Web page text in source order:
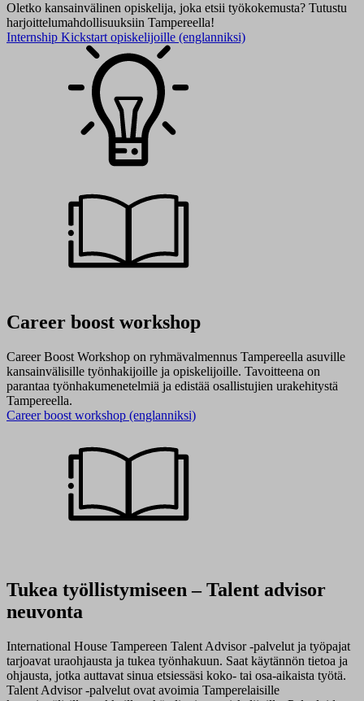
Oletko kansainvälinen opiskelija, joka etsii työkokemusta? Tutustu
harjoittelumahdollisuuksiin Tampereella!
Internship Kickstart opiskelijoille (englanniksi)
Career boost workshop
Career Boost Workshop on ryhmävalmennus Tampereella asuville
kansainvälisille työnhakijoille ja opiskelijoille. Tavoitteena on
parantaa työnhakumenetelmiä ja edistää osallistujien urakehitystä
Tampereella.
Career boost workshop (englanniksi)
Tukea​ työllistymiseen​ – Talent advisor
neuvonta
International House Tampereen Talent Advisor -palvelut ja työpajat
tarjoavat uraohjausta ja tukea työnhakuun. Saat käytännön tietoa ja
ohjausta, jotka auttavat sinua etsiessäsi koko- tai osa-aikaista työtä.
Talent Advisor -palvelut ovat avoimia Tamperelaisille